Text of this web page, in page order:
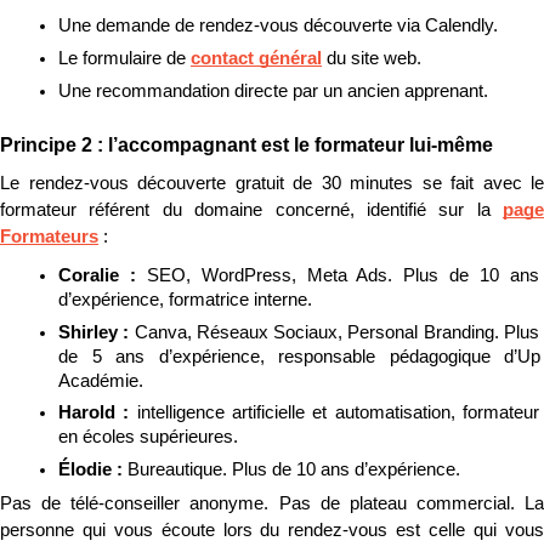
Une demande de rendez-vous découverte via Calendly.
Le formulaire de contact général du site web.
Une recommandation directe par un ancien apprenant.
Principe 2 : l’accompagnant est le formateur lui-même
Le rendez-vous découverte gratuit de 30 minutes se fait avec le
formateur référent du domaine concerné, identifié sur la page
Formateurs :
Coralie : SEO, WordPress, Meta Ads. Plus de 10 ans
d’expérience, formatrice interne.
Shirley : Canva, Réseaux Sociaux, Personal Branding. Plus
de 5 ans d’expérience, responsable pédagogique d’Up
Académie.
Harold : intelligence artificielle et automatisation, formateur
en écoles supérieures.
Élodie : Bureautique. Plus de 10 ans d’expérience.
Pas de télé-conseiller anonyme. Pas de plateau commercial. La
personne qui vous écoute lors du rendez-vous est celle qui vous